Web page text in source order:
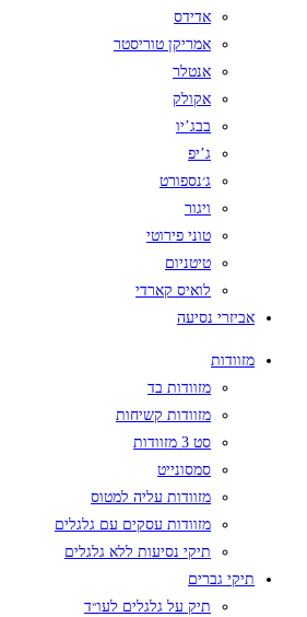
אדידס
אמריקן טוריסטר
אנטלר
אקולק
בבג’יו
ג’יפ
ג׳נספורט
ויגור
טוני פירוטי
טיטניום
לואיס קארדי
אביזרי נסיעה
מזוודות
מזוודות בד
מזוודות קשיחות
סט 3 מזוודות
סמסונייט
מזוודות עליה למטוס
מזוודות עסקים עם גלגלים
תיקי נסיעות ללא גלגלים
תיקי גברים
תיק על גלגלים לעו״ד